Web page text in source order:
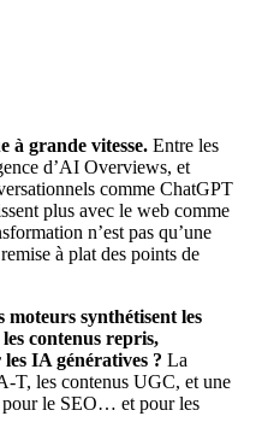
à grande vitesse. Entre les
d’AI Overviews, et
comme ChatGPT
plus avec le web comme
n’est pas qu’une
à plat des points de
moteurs synthétisent les
contenus repris,
IA génératives ? La
les contenus UGC, et une
pour le SEO… et pour les